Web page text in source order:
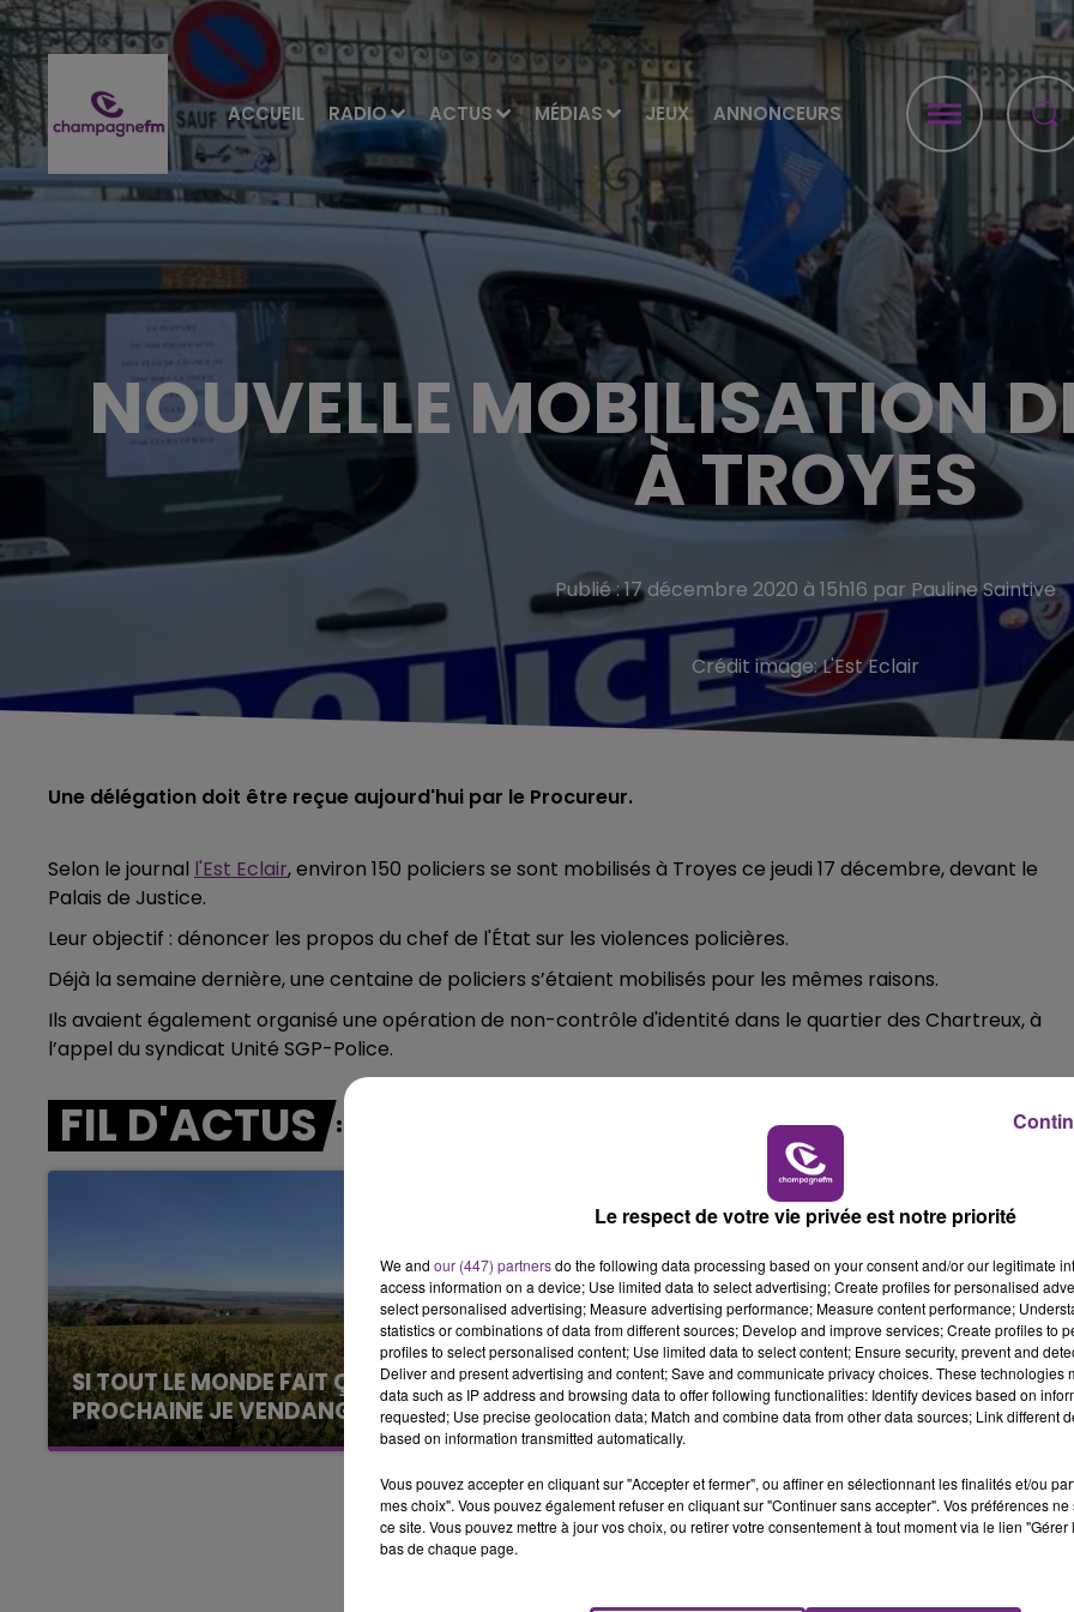
ACCUEIL RADIO ACTUS MÉDIAS JEUX ANNONCEURS
5h00 - 6h00
LE BEST OF DE LA FAMILLE
CHAMPAGNE FM
LA FAMILLE
NOUVELLE MOBILISATION
À TROYES
Publié : 17 décembre 2020 à 15h16 par Pauline Saintive
Crédit image:L'Est Eclair
Une délégation doit être reçue aujourd'hui par le Procureur.
Selon le journal l'Est Eclair, environ 150 policiers se sont mobilisés à Troyes ce jeudi 17 décembre, devant le
Palais de Justice.
Leur objectif : dénoncer les propos du chef de l'État sur les violences policières.
Déjà la semaine dernière, une centaine de policiers s’étaient mobilisés pour les mêmes raisons.
Ils avaient également organisé une opération de non-contrôle d'identité dans le quartier des Chartreux, à
l’appel du syndicat Unité SGP-Police.
FIL D'ACTUS
SI TOUT LE MONDE FAIT ÇA, MOI L'ANNÉE
PROCHAINE JE VENDANGE EN...
La vendange en Champagne a débuté ce jeudi
L'INSPECTION DU TRAVAIL RAPPELLE À
L'ORDRE SUR LES CONDITIONS DE...
Alors que les dates de début des vendange
l'inspection du Travail en profite pour rappeler
les conditions de...
Le respect de votre vie privée est notre priorité
We and our (447) partnersdo the following data processing based on your consent and/or our legitimate
access information on a device; Use limited data to select advertising; Create profiles for personalised
select personalised advertising; Measure advertising performance; Measure content performance;
statistics or combinations of data from different sources; Develop and improve services; Create profiles to
profiles to select personalised content; Use limited data to select content; Ensure security, prevent and
Deliver and present advertising and content; Save and communicate privacy choices. These technologies
data such as IP address and browsing data to offer following functionalities: Identify devices based on
requested; Use precise geolocation data; Match and combine data from other data sources; Link different
based on information transmitted automatically.
Vous pouvez accepter en cliquant sur "Accepter et fermer", ou affiner en sélectionnant les finalités et/ou
mes choix". Vous pouvez également refuser en cliquant sur "Continuer sans accepter". Vos préférences
ce site. Vous pouvez mettre à jour vos choix, ou retirer votre consentement à tout moment via le lien
bas de chaque page.